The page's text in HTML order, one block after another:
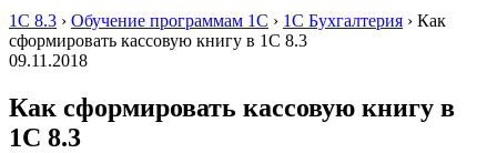
1С 8.3 › Обучение программам 1С › 1С Бухгалтерия › Как
сформировать кассовую книгу в 1С 8.3
09.11.2018
Как сформировать кассовую книгу в
1С 8.3